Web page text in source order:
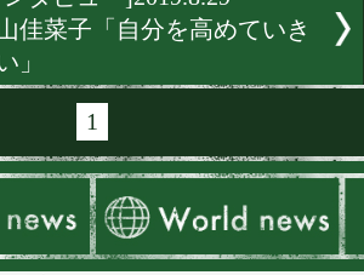
若狭与志枝「打ち合いに持
いく」
[インタビュー]2019.9.7
藤原芽子「倒せるパンチを
つ」